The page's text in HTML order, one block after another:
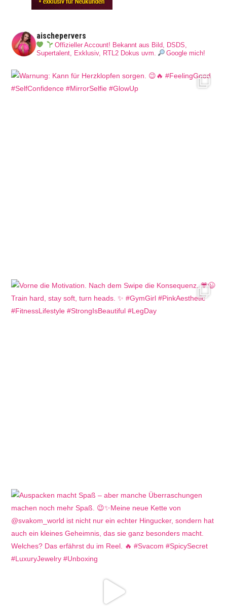
aischepervers
Offizieller Account! Bekannt aus Bild, DSDS,
Supertalent, Exklusiv, RTL2 Dokus uvm.
Google mich!